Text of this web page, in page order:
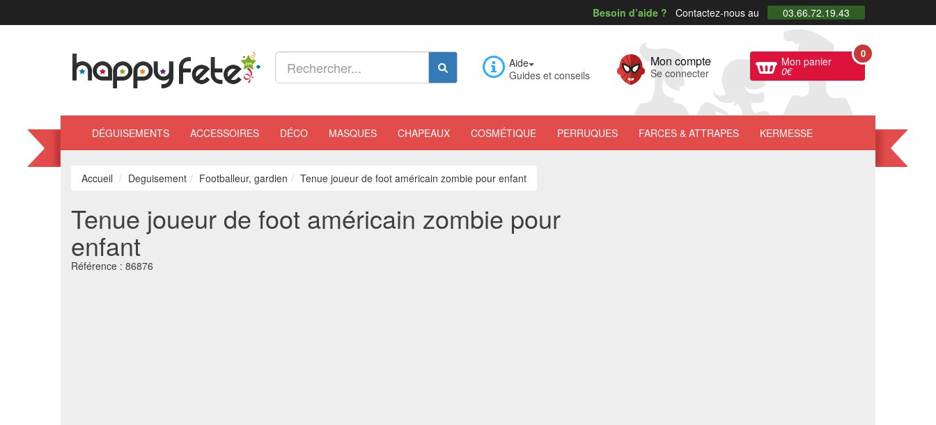
Besoin d’aide ? Contactez-nous au 03.66.72.19.43
Aide
Guides et conseils
Mon compte
Se connecter
Mon panier
0€
0
DÉGUISEMENTS ACCESSOIRES DÉCO MASQUES CHAPEAUX COSMÉTIQUE PERRUQUES FARCES & ATTRAPES KERMESSE
Accueil Deguisement Footballeur, gardien Tenue joueur de foot américain zombie pour enfant
Tenue joueur de foot américain zombie pour
enfant
Référence : 86876